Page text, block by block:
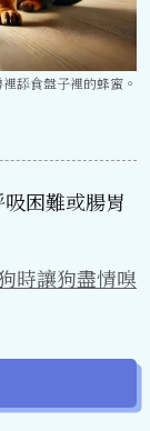
舔食盤子裡的蜂蜜。
困難或腸胃
時讓狗盡情嗅